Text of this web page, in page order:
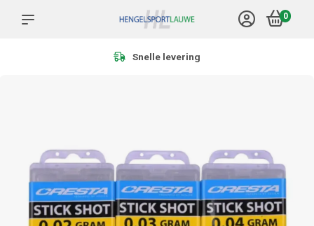
0
Meer dan 1.000 producten